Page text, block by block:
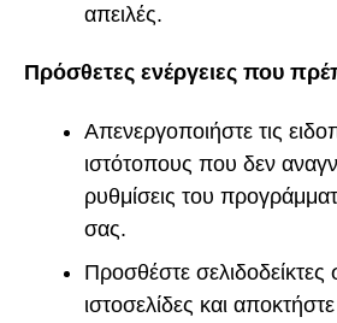
απειλές.
Πρόσθετες ενέργειες που
Απενεργοποιήστε τις
ιστότοπους που δεν
ρυθμίσεις του
σας.
Προσθέστε σελιδοδείκτες
ιστοσελίδες και